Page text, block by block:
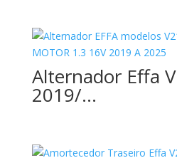
Alternador Effa
2019/…